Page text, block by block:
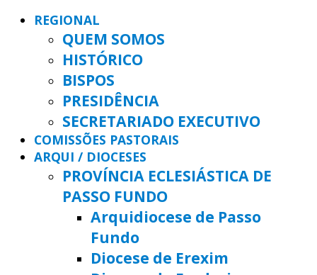
REGIONAL
QUEM SOMOS
HISTÓRICO
BISPOS
PRESIDÊNCIA
SECRETARIADO EXECUTIVO
COMISSÕES PASTORAIS
ARQUI / DIOCESES
PROVÍNCIA ECLESIÁSTICA DE
PASSO FUNDO
Arquidiocese de Passo
Fundo
Diocese de Erexim